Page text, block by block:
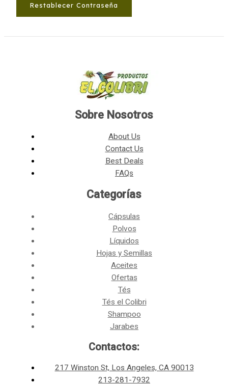
Restablecer Contraseña
Sobre Nosotros
About Us
Contact Us
Best Deals
FAQs
Categorías​
Cápsulas
Polvos
Líquidos
Hojas y Semillas
Aceites
Ofertas
Tés
Tés el Colibri
Shampoo
Jarabes
Contactos:
217 Winston St, Los Angeles, CA 90013
213-281-7932